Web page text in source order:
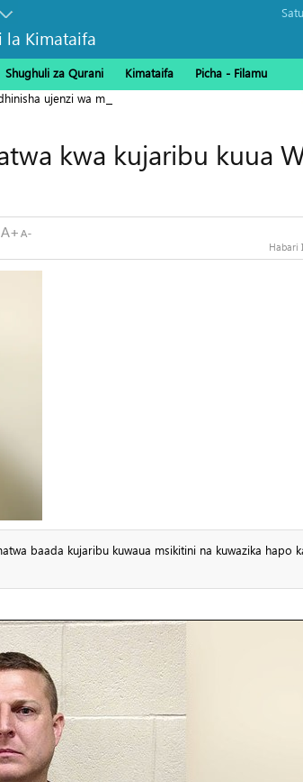
la Kimataifa
Shughuli za Qurani Kimataifa
Picha‎ - Filamu‎
ujenzi wa msikiti
kwa kujaribu kuua
Habari
baada kujaribu kuwaua msikitini na kuwazika hapo